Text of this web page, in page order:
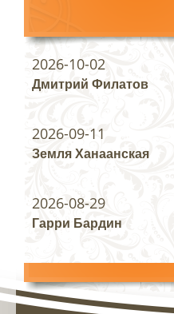
2026-10-02
Дмитрий Филатов
2026-09-11
Земля Ханаанская
2026-08-29
Гарри Бардин